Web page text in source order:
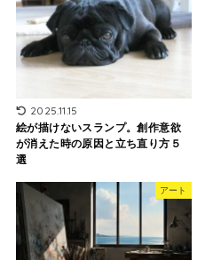
2025.11.15
絵が描けないスランプ。創作意欲
が消えた時の原因と立ち直り方５
選
アート